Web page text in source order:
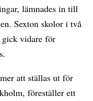
lämnades in till
Sexton skolor i två
gick vidare för
att ställas ut för
föreställer ett